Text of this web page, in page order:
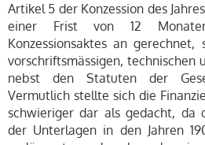
Artikel 5 der Konzession des
einer Frist von 12
Konzessionsaktes an
vorschriftsmässigen, technischen
nebst den Statuten der
Vermutlich stellte sich die
schwieriger dar als gedacht, da
der Unterlagen in den Jahren